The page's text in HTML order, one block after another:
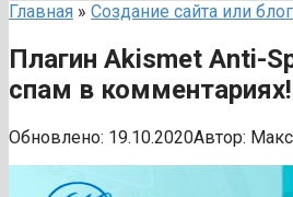
Главная » Создание сайта или
Плагин Akismet Anti-
спам в комментариях!
Обновлено: 19.10.2020Автор: